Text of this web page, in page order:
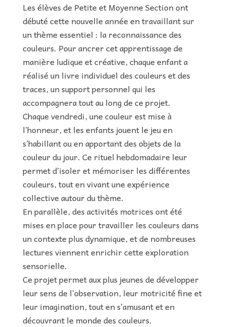
Les élèves de Petite et Moyenne Section ont
débuté cette nouvelle année en travaillant sur
un thème essentiel : la reconnaissance des
couleurs. Pour ancrer cet apprentissage de
manière ludique et créative, chaque enfant a
réalisé un livre individuel des couleurs et des
traces, un support personnel qui les
accompagnera tout au long de ce projet.
Chaque vendredi, une couleur est mise à
l’honneur, et les enfants jouent le jeu en
s’habillant ou en apportant des objets de la
couleur du jour. Ce rituel hebdomadaire leur
permet d’isoler et mémoriser les différentes
couleurs, tout en vivant une expérience
collective autour du thème.
En parallèle, des activités motrices ont été
mises en place pour travailler les couleurs dans
un contexte plus dynamique, et de nombreuses
lectures viennent enrichir cette exploration
sensorielle.
Ce projet permet aux plus jeunes de développer
leur sens de l’observation, leur motricité fine et
leur imagination, tout en s’amusant et en
découvrant le monde des couleurs.